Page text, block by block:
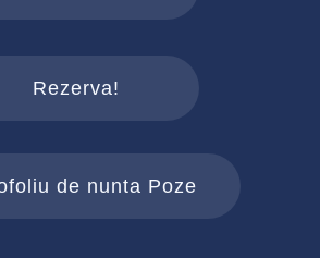
Rezerva!
de nunta Poze